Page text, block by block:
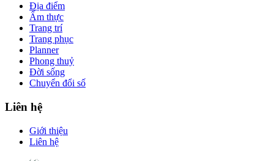
Địa điểm
Ẩm thực
Trang trí
Trang phục
Planner
Phong thuỷ
Đời sống
Chuyển đổi số
Liên hệ
Giới thiệu
Liên hệ